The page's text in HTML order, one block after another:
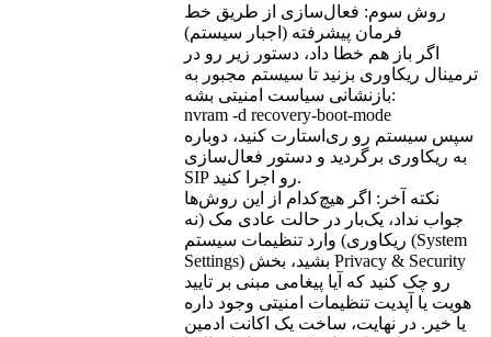
روش سوم: فعال‌سازی از طریق خط
فرمان پیشرفته (اجبار سیستم)
اگر باز هم خطا داد، دستور زیر رو در
ترمینال ریکاوری بزنید تا سیستم مجبور به
بازنشانی سیاست امنیتی بشه:
nvram -d recovery-boot-mode
سپس سیستم رو ری‌استارت کنید، دوباره
به ریکاوری برگردید و دستور فعال‌سازی
SIP رو اجرا کنید.
نکته آخر: اگر هیچ‌کدام از این روش‌ها
جواب نداد، یک‌بار در حالت عادی مک (نه
ریکاوری) وارد تنظیمات سیستم (System
Settings) بشید، بخش Privacy & Security
رو چک کنید که آیا پیغامی مبنی بر تایید
هویت یا آپدیت تنظیمات امنیتی وجود داره
یا خیر. در نهایت، ساخت یک اکانت ادمین